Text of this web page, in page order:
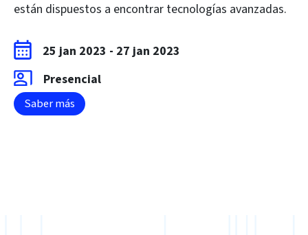
están dispuestos a encontrar tecnologías avanzadas.
25 jan 2023 - 27 jan 2023
Presencial
Saber más